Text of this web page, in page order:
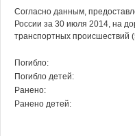
Согласно данным,
России за 30 июля 2014, на
транспортных происшествий
Погибло:
Погибло детей:
Ранено:
Ранено детей: